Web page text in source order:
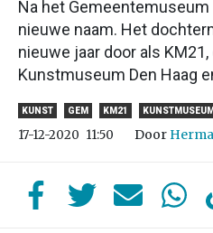
Na het
nieuwe naam. Het
nieuwe jaar door als
Kunstmuseum Den Haag
KUNST GEM KM21 KUNSTMUSEUM
17-12-2020 11:50 Door